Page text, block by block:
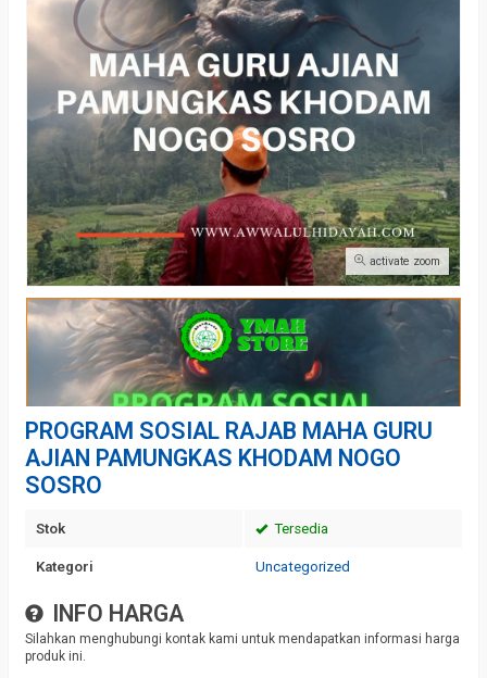
activate zoom
PROGRAM SOSIAL RAJAB MAHA GURU
AJIAN PAMUNGKAS KHODAM NOGO
SOSRO
Stok Tersedia
Kategori Uncategorized
INFO HARGA
Silahkan menghubungi kontak kami untuk mendapatkan informasi harga
produk ini.